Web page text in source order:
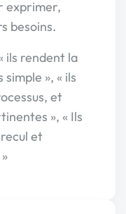
exprimer,
besoins.
ils rendent la
», « ils
et
», « Ils
et